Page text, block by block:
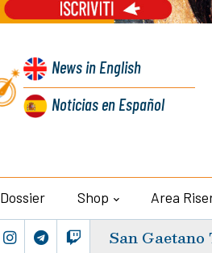
Newsin English
Noticiasen Español
Dossier Shop Area
San Gaetano